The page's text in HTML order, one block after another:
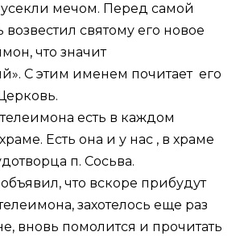
усекли мечом. Перед самой
возвестил святому его новое
что значит
С этим именем почитает его
есть в каждом
Есть она и у нас , в храме
п. Сосьва.
что вскоре прибудут
захотелось еще раз
вновь помолится и прочитать